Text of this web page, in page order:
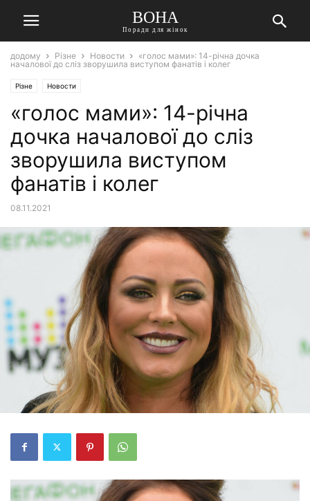
ВОНА
Поради для жінок
додому Різне Новости
«голос мами»: 14-річна дочка
началової до сліз зворушила виступом фанатів і колег
Різне Новости
«голос мами»: 14-річна
дочка началової до сліз
зворушила виступом
фанатів і колег
08.11.2021